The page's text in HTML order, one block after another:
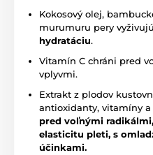
Kokosový olej,
murumuru pery
hydratáciu.
Vitamín C chráni pred
vplyvmi.
Extrakt z plodov
antioxidanty, vitamíny a
pred voľnými
elasticitu pleti, s
účinkami.